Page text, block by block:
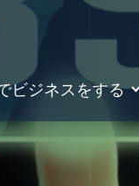
ビジネスをする